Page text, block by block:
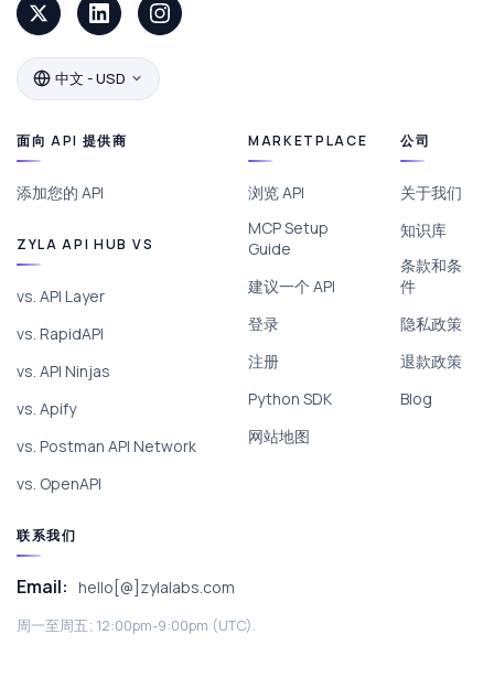
中文 - USD
面向 API 提供商
添加您的 API
ZYLA API HUB VS
vs. API Layer
vs. RapidAPI
vs. API Ninjas
vs. Apify
vs. Postman API Network
vs. OpenAPI
MARKETPLACE
浏览 API
MCP Setup
Guide
建议一个 API
登录
注册
Python SDK
网站地图
公司
关于我们
知识库
条款和条
件
隐私政策
退款政策
Blog
联系我们
Email: hello[@]zylalabs.com
周一至周五; 12:00pm-9:00pm (UTC).